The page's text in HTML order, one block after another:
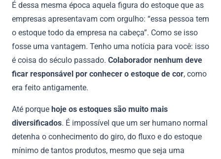
É dessa mesma época aquela figura do estoque que as
empresas apresentavam com orgulho: “essa pessoa tem
o estoque todo da empresa na cabeça”. Como se isso
fosse uma vantagem. Tenho uma notícia para você: isso
é coisa do século passado. Colaborador nenhum deve
ficar responsável por conhecer o estoque de cor, como
era feito antigamente.
Até porque hoje os estoques são muito mais
diversificados. É impossível que um ser humano normal
detenha o conhecimento do giro, do fluxo e do estoque
mínimo de tantos produtos, mesmo que seja uma